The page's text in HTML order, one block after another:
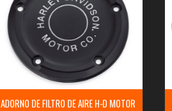
ADORNO DE FILTRO DE AIRE H-D MOTOR